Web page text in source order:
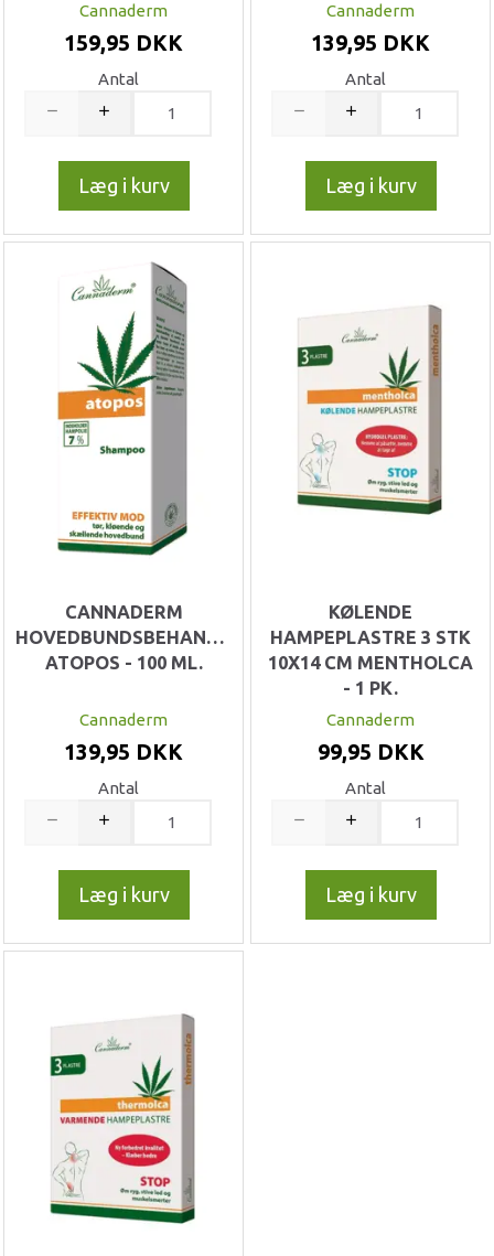
Cannaderm
159,95 DKK
Antal
Læg i kurv
Cannaderm
139,95 DKK
Antal
Læg i kurv
CANNADERM
HOVEDBUNDSBEHANDLING
ATOPOS - 100 ML.
Cannaderm
139,95 DKK
Antal
Læg i kurv
KØLENDE
HAMPEPLASTRE 3 STK
10X14 CM MENTHOLCA
- 1 PK.
Cannaderm
99,95 DKK
Antal
Læg i kurv